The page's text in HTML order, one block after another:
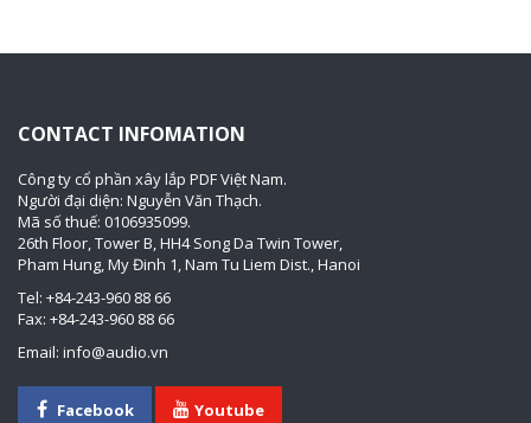
CONTACT INFOMATION
Công ty cổ phần xây lắp PDF Việt Nam.
Người đại diện: Nguyễn Văn Thạch.
Mã số thuế: 0106935099.
26th Floor, Tower B, HH4 Song Da Twin Tower,
Pham Hung, My Đinh 1, Nam Tu Liem Dist., Hanoi
Tel: +84-243-960 88 66
Fax: +84-243-960 88 66
Email: info@audio.vn
Facebook Youtube